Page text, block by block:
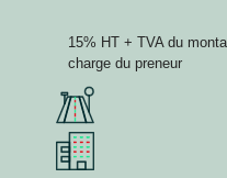
15% HT + TVA du
charge du preneur